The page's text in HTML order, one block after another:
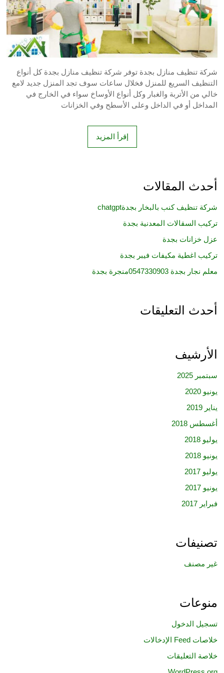
شركة تنظيف منازل بجدة توفر شركة تنظيف منازل بجدة كل أنواع
التنظيف السريع للمنزل فخلال ساعات سوف تجد المنزل جديد لامع
خالي من الأتربة والغبار وكل أنواع الأوساخ سواء في الخارج في
المداخل أو في الداخل وعلى الأسطح وفي الخزانات
إقرأ المزيد
أحدث المقالات
شركة تنظيف كنب بالبخار بجدةchatgpt
تركيب السقالات المعدنية بجدة
عزل خزانات بجدة
تركيب اغطية مكيفات فيبر بجدة
معلم نجار بجدة 0547330903منجرة بجدة
أحدث التعليقات
الأرشيف
سبتمبر 2025
يونيو 2020
يناير 2019
أغسطس 2018
يوليو 2018
يونيو 2018
يوليو 2017
يونيو 2017
فبراير 2017
تصنيفات
غير مصنف
منوعات
تسجيل الدخول
خلاصات Feed الإدخالات
خلاصة التعليقات